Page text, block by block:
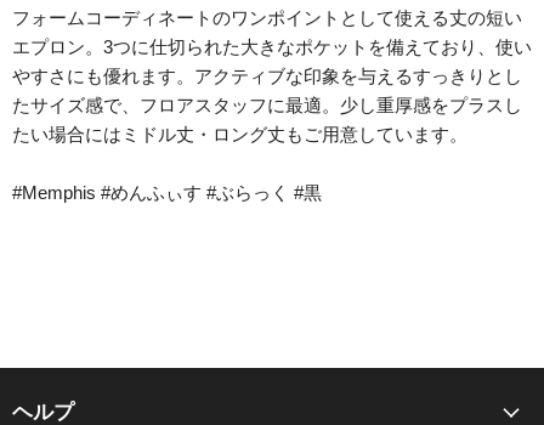
フォームコーディネートのワンポイントとして使える丈の短い
エプロン。3つに仕切られた大きなポケットを備えており、使い
やすさにも優れます。アクティブな印象を与えるすっきりとし
たサイズ感で、フロアスタッフに最適。少し重厚感をプラスし
たい場合にはミドル丈・ロング丈もご用意しています。
#Memphis #めんふぃす #ぶらっく #黒
ヘルプ